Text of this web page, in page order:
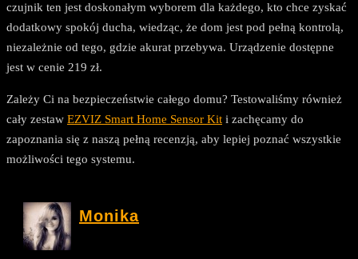
czujnik ten jest doskonałym wyborem dla każdego, kto chce zyskać
dodatkowy spokój ducha, wiedząc, że dom jest pod pełną kontrolą,
niezależnie od tego, gdzie akurat przebywa. Urządzenie dostępne
jest w cenie 219 zł.
Zależy Ci na bezpieczeństwie całego domu? Testowaliśmy również
cały zestaw EZVIZ Smart Home Sensor Kit i zachęcamy do
zapoznania się z naszą pełną recenzją, aby lepiej poznać wszystkie
możliwości tego systemu.
Monika